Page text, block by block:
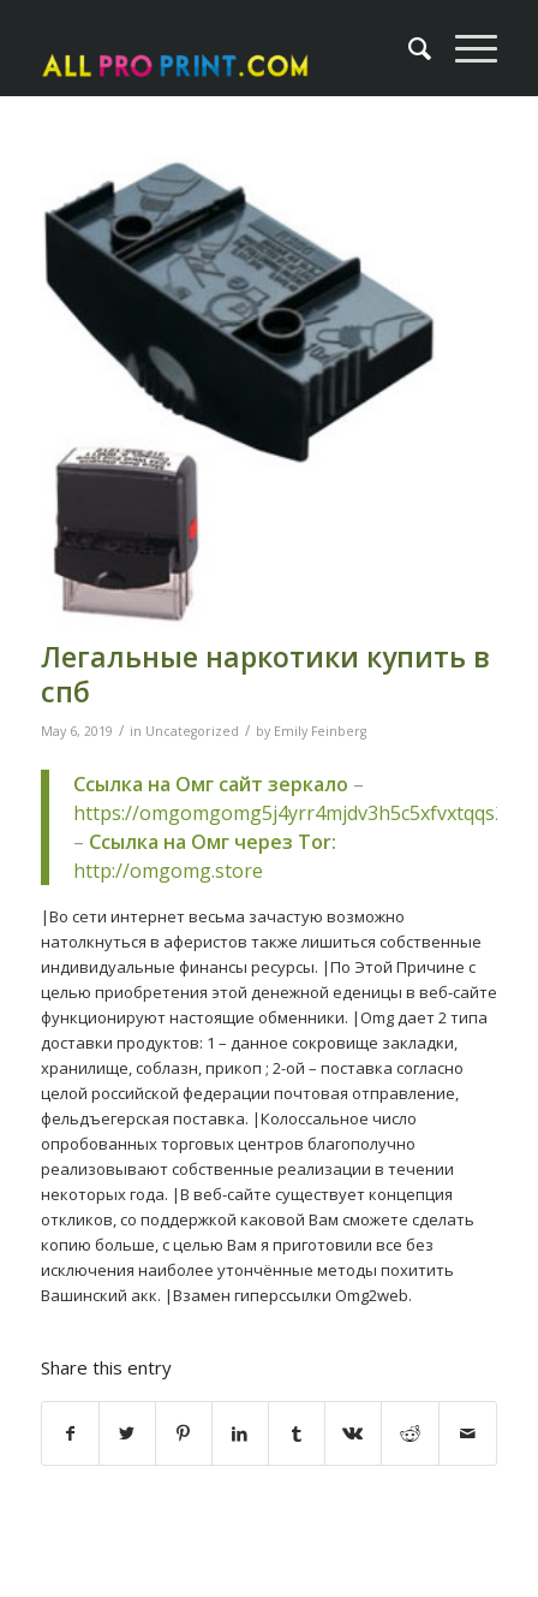
Легальные наркотики купить в
спб
May 6, 2019 / in Uncategorized / by Emily Feinberg
Ссылка на Омг сайт зеркало –
https://
– Ссылка на Омг через Tor:
http://omgomg.store
|Во сети интернет весьма зачастую возможно
натолкнуться в аферистов также лишиться собственные
индивидуальные финансы ресурсы. |По Этой Причине с
целью приобретения этой денежной еденицы в веб-сайте
функционируют настоящие обменники. |Omg дает 2 типа
доставки продуктов: 1 – данное сокровище закладки,
хранилище, соблазн, прикоп ; 2-ой – поставка согласно
целой российской федерации почтовая отправление,
фельдъегерская поставка. |Колоссальное число
опробованных торговых центров благополучно
реализовывают собственные реализации в течении
некоторых года. |В веб-сайте существует концепция
откликов, со поддержкой каковой Вам сможете сделать
копию больше, с целью Вам я приготовили все без
исключения наиболее утончённые методы похитить
Вашинский акк. |Взамен гиперссылки Omg2web.
Share this entry